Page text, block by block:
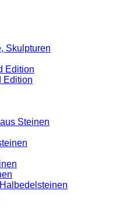
Skulpturen
Edition
Edition
Steinen